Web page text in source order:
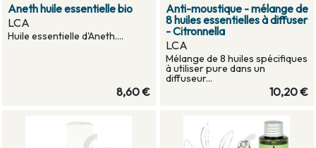
Aneth huile essentielle bio
LCA
Huile essentielle d'Aneth....
8,60 €
Anti-moustique - mélange de
8 huiles essentielles à diffuser
- Citronnella
LCA
Mélange de 8 huiles spécifiques
à utiliser pure dans un
diffuseur...
10,20 €